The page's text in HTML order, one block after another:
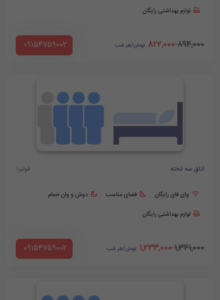
لوازم بهداشتی رایگان
894,000
822,000 تومان/هر شب ‪ 09154759002
اتاق سه تخته فولبرد
وای فای رایگان فضای مناسب دوش و وان حمام
لوازم بهداشتی رایگان
1,341,000
1,233,000 تومان/هر شب ‪ 09154759002